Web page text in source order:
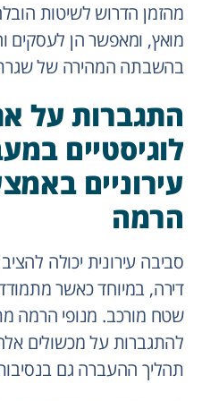
מהזמן הדרוש לשיטות
מואץ, ומאפשר הן לעסקים
בהשבתה המהירה של
התגברות על
לוגיסטיים
עירוניים
הרמה
סביבה עירונית יכולה
דירה, במיוחד כאשר
שטח מורכב. מנופי הרמה
להתגברות על מכשולים
תהליך ההעברה גם